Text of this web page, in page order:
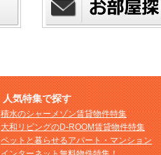
人気特集で探す
積水のシャーメゾン賃貸物件特集
大和リビングのD-ROOM賃貸物件特集
ペットと暮らせるアパート・マンション